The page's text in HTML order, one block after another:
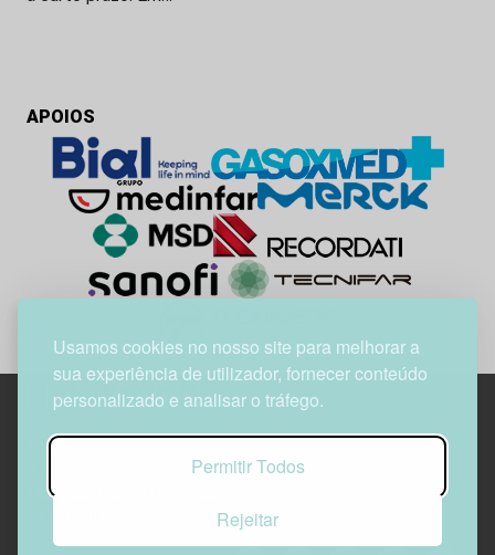
Usamos cookies no nosso site para melhorar a
sua experiência de utilizador, fornecer conteúdo
personalizado e analisar o tráfego.
Permitir Todos
Rejeitar
APOIOS
Edif. Lisboa Oriente | Av. Infante D. Henrique, n.º 333H, esc.
1800-282 Lisboa | Portugal